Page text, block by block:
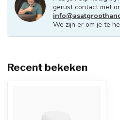
gerust contact met
We zijn er om je te
Recent bekeken